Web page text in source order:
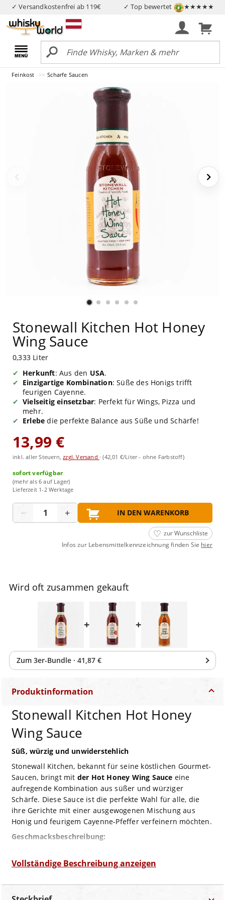
✓ Versandkostenfrei ab 119€ ✓ Top bewertet ★★★★★
Feinkost Scharfe Saucen
Stonewall Kitchen Hot Honey
Wing Sauce
0,333 Liter
Herkunft: Aus den USA.
Einzigartige Kombination: Süße des Honigs trifft
feurigen Cayenne.
Vielseitig einsetzbar: Perfekt für Wings, Pizza und
mehr.
Erlebe die perfekte Balance aus Süße und Schärfe!
13,99 €
inkl. aller Steuern,zzgl. Versand ·(42,01 €/Liter - ohne Farbstoff)
sofort verfügbar
(mehr als 6 auf Lager)
Lieferzeit 1-2 Werktage
− + IN DEN WARENKORB
zur Wunschliste
Infos zur Lebensmittelkennzeichnung finden Sie hier
Wird oft zusammen gekauft
+ +
Zum 3er-Bundle · 41,87 €
Produktinformation
Stonewall Kitchen Hot Honey
Wing Sauce
Süß, würzig und unwiderstehlich
Stonewall Kitchen, bekannt für seine köstlichen Gourmet-
Saucen, bringt mit der Hot Honey Wing Sauce eine
aufregende Kombination aus süßer und würziger
Schärfe. Diese Sauce ist die perfekte Wahl für alle, die
ihre Gerichte mit einer ausgewogenen Mischung aus
Honig und feurigem Cayenne-Pfeffer verfeinern möchten.
Geschmacksbeschreibung:
mit der Schärfe von Cayenne und Dijon-Senf. Zesty
lebendige, leicht pikante Würze, die eine angenehme
Frische und Tiefe bietet. Der Honig sorgt für eine klebrige,
Vollständige Beschreibung anzeigen